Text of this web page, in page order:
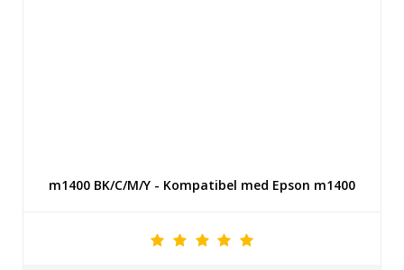
m1400 BK/C/M/Y - Kompatibel med Epson m1400